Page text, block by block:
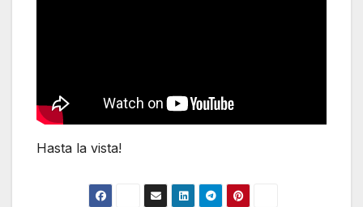
Hasta la vista!